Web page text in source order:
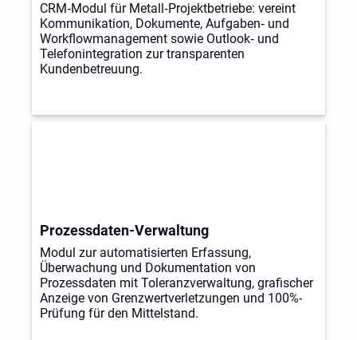
CRM‑Modul für Metall‑Projektbetriebe: vereint
Kommunikation, Dokumente, Aufgaben‑ und
Workflowmanagement sowie Outlook‑ und
Telefonintegration zur transparenten
Kundenbetreuung.
Prozessdaten-Verwaltung
Modul zur automatisierten Erfassung,
Überwachung und Dokumentation von
Prozessdaten mit Toleranzverwaltung, grafischer
Anzeige von Grenzwertverletzungen und 100%-
Prüfung für den Mittelstand.